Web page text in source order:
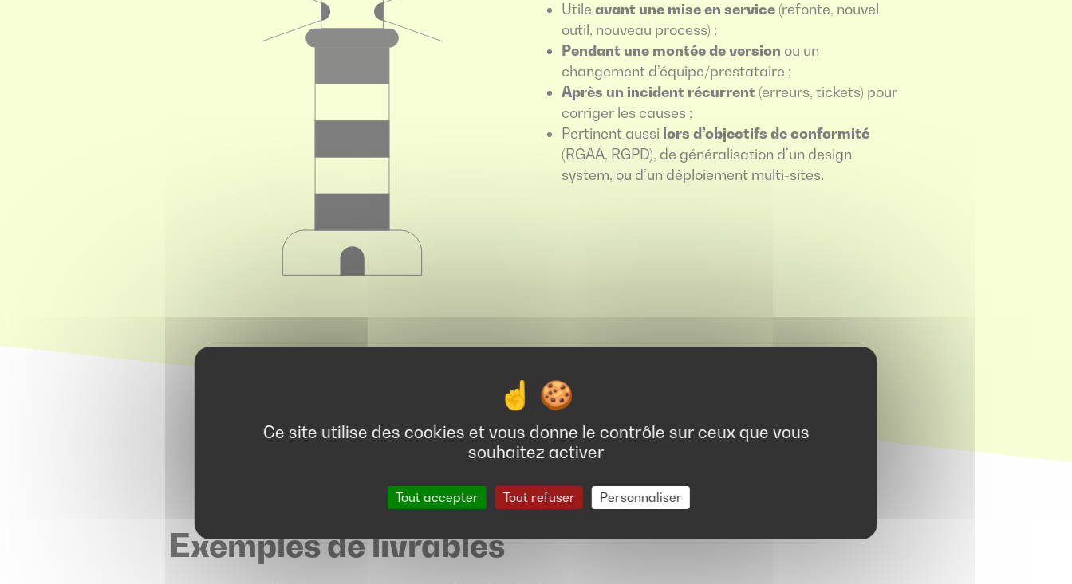
Ce site utilise des cookies et vous donne le contrôle sur ceux que vous
souhaitez activer
Tout accepter Tout refuser Personnaliser
Utile avant une mise en service (refonte, nouvel
outil, nouveau process) ;
Pendant une montée de version ou un
changement d’équipe/prestataire ;
Après un incident récurrent (erreurs, tickets) pour
corriger les causes ;
Pertinent aussi lors d’objectifs de conformité
(RGAA, RGPD), de généralisation d’un design
system, ou d’un déploiement multi-sites.
Exemples de livrables